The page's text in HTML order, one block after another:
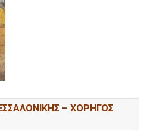
– ΧΟΡΗΓΟΣ